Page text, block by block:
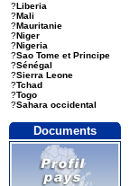
?Liberia
?Mali
?Mauritanie
?Niger
?Nigeria
?Sao Tome et Principe
?Sénégal
?Sierra Leone
?Tchad
?Togo
?Sahara occidental
Documents